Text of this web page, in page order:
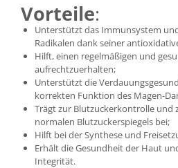
Vorteile:
Unterstützt das Immunsystem
Radikalen dank seiner
Hilft, einen regelmäßigen und
aufrechtzuerhalten;
Unterstützt die
korrekten Funktion des Magen-
Trägt zur Blutzuckerkontrolle und
normalen Blutzuckerspiegels bei;
Hilft bei der Synthese und
Erhält die Gesundheit der Haut
Integrität.